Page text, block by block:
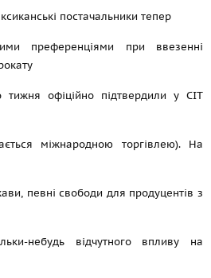
постачальники тепер
преференціями при ввезенні
офіційно підтвердили у CIT
міжнародною торгівлею). На
певні свободи для продуцентів з
небудь відчутного впливу на